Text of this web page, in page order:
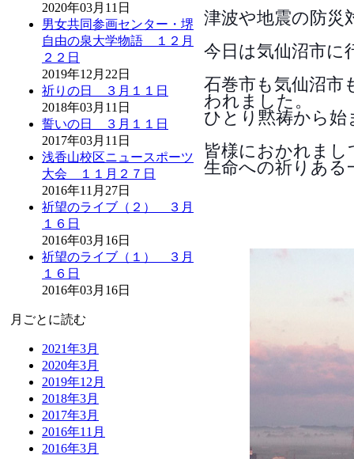
2020年03月11日
男女共同参画センター・堺
自由の泉大学物語 １２月
２２日
2019年12月22日
祈りの日 ３月１１日
2018年03月11日
誓いの日 ３月１１日
2017年03月11日
浅香山校区ニュースポーツ
大会 １１月２７日
2016年11月27日
祈望のライブ（２） ３月
１６日
2016年03月16日
祈望のライブ（１） ３月
１６日
2016年03月16日
月ごとに読む
2021年3月
2020年3月
2019年12月
2018年3月
2017年3月
2016年11月
2016年3月
津波や地震の防災
今日は気仙沼市に
石巻市も気仙沼市
われました。
ひとり黙祷から始
皆様におかれまし
生命への祈りあ